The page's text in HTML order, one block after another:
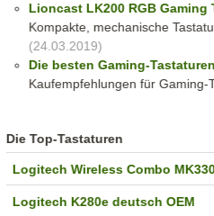
Lioncast LK200 RGB Gaming
Kompakte, mechanische
(24.03.2019)
Die besten Gaming-Tastaturen
Kaufempfehlungen für Gaming-
Die Top-Tastaturen
Logitech Wireless Combo
Logitech K280e deutsch OEM